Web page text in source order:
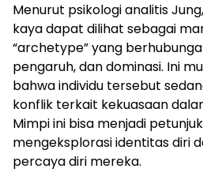
Menurut psikologi analitis
kaya dapat dilihat sebagai
“archetype” yang
pengaruh, dan dominasi. Ini
bahwa individu tersebut
konflik terkait kekuasaan
Mimpi ini bisa menjadi
mengeksplorasi identitas diri
percaya diri mereka.